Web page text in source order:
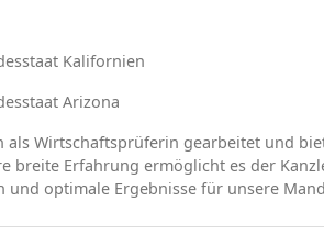
Kalifornien
Arizona
Wirtschaftsprüferin gearbeitet und
breite Erfahrung ermöglicht es der
und optimale Ergebnisse für unsere